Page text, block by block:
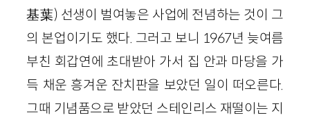
基葉) 선생이 벌여놓은 사업에 전념하는 것이 그
의 본업이기도 했다. 그러고 보니 1967년 늦여름
부친 회갑연에 초대받아 가서 집 안과 마당을 가
득 채운 흥겨운 잔치판을 보았던 일이 떠오른다.
그때 기념품으로 받았던 스테인리스 재떨이는 지